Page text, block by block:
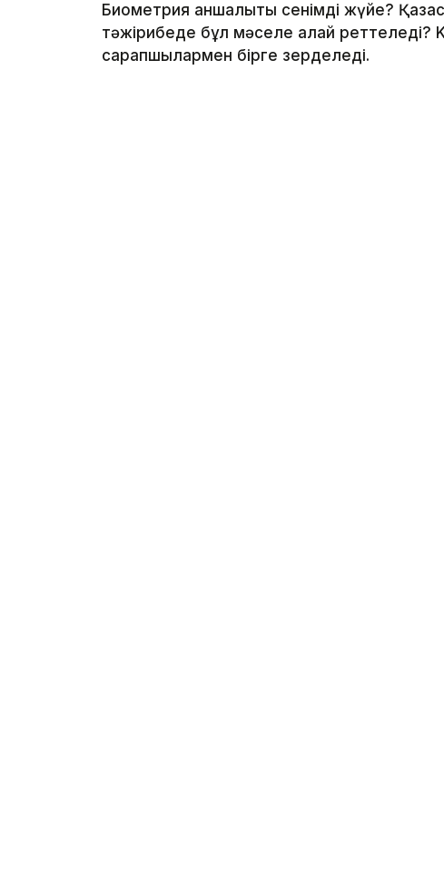
Биометрия қаншалықты сенімді жүйе?
тәжірибеде бұл мәселе қалай реттеледі?
сарапшылармен бірге зерделеді.